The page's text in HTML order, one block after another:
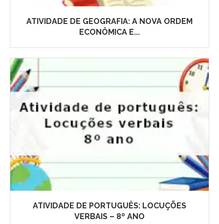
ATIVIDADE DE GEOGRAFIA: A NOVA ORDEM
ECONÔMICA E...
ATIVIDADE DE PORTUGUÊS: LOCUÇÕES
VERBAIS – 8º ANO